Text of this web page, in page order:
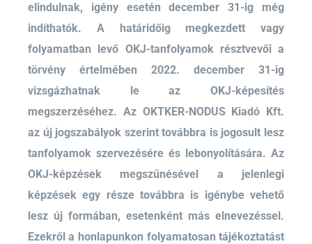
elindulnak, igény esetén december 31-ig még
indíthatók. A határidőig megkezdett vagy
folyamatban levő OKJ-tanfolyamok résztvevői a
törvény értelmében 2022. december 31-ig
vizsgázhatnak le az OKJ-képesítés
megszerzéséhez. Az OKTKER-NODUS Kiadó Kft.
az új jogszabályok szerint továbbra is jogosult lesz
tanfolyamok szervezésére és lebonyolítására. Az
OKJ-képzések megszűnésével a jelenlegi
képzések egy része továbbra is igénybe vehető
lesz új formában, esetenként más elnevezéssel.
Ezekről a honlapunkon folyamatosan tájékoztatást